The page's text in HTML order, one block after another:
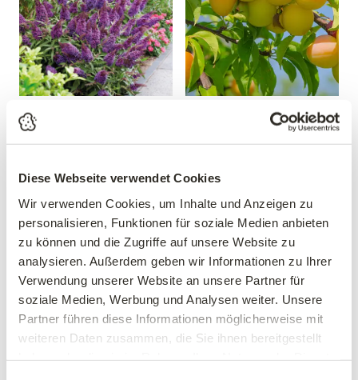
Diese Webseite verwendet Cookies
Wir verwenden Cookies, um Inhalte und Anzeigen zu
personalisieren, Funktionen für soziale Medien anbieten
zu können und die Zugriffe auf unsere Website zu
analysieren. Außerdem geben wir Informationen zu Ihrer
Verwendung unserer Website an unsere Partner für
soziale Medien, Werbung und Analysen weiter. Unsere
Partner führen diese Informationen möglicherweise mit
weiteren Daten zusammen, die Sie ihnen bereitgestellt
Sommerflieder 'Butterfly
Candy® Little Purple'
Buddleja davidii 'Butterfly
19,99 €
3 Liter Topf
Mirabelle 'Mirabelle von
Prunus domestica 'Mirabelle
mehrere Varianten verfügbar!